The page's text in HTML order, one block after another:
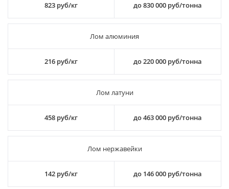
823 руб/кг до 830 000 руб/тонна
Лом алюминия
216 руб/кг до 220 000 руб/тонна
Лом латуни
458 руб/кг до 463 000 руб/тонна
Лом нержавейки
142 руб/кг до 146 000 руб/тонна